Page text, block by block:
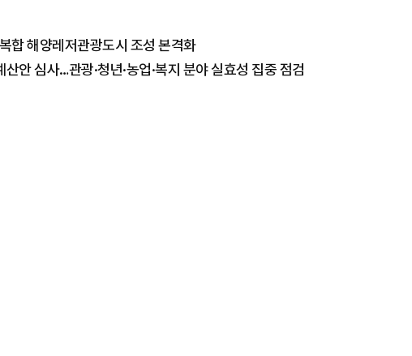
합 해양레저관광도시 조성 본격화
안 심사…관광·청년·농업·복지 분야 실효성 집중 점검